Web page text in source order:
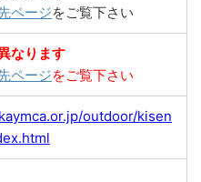
ページをご覧下さい
なります
ページをご覧下さい
outdoor/kisen